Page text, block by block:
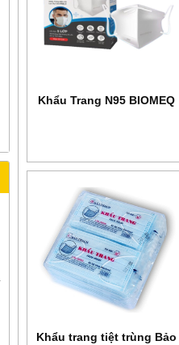
Khẩu Trang N95 BIOMEQ
Khẩu trang tiệt trùng Bảo